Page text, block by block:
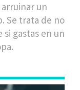
un
Se trata de no
gastas en un